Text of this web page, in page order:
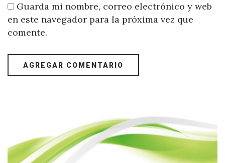
Guarda mi nombre, correo electrónico y web
en este navegador para la próxima vez que
comente.